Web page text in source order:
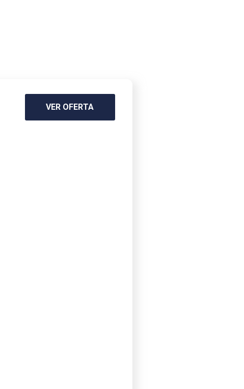
VER OFERTA